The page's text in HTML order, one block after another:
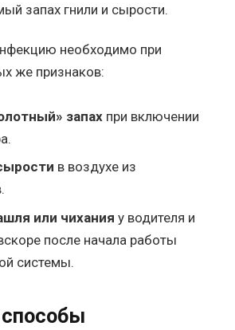
запах гнили и сырости.
необходимо при
же признаков:
запах при включении
в воздухе из
или чихания у водителя и
после начала работы
системы.